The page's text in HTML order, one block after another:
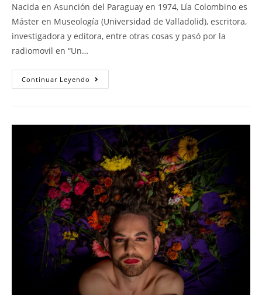
Nacida en Asunción del Paraguay en 1974, Lía Colombino es
Máster en Museología (Universidad de Valladolid), escritora,
investigadora y editora, entre otras cosas y pasó por la
radiomovil en “Un…
Continuar Leyendo